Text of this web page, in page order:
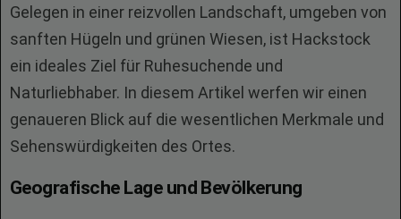
Gelegen in einer reizvollen Landschaft, umgeben von
sanften Hügeln und grünen Wiesen, ist Hackstock
ein ideales Ziel für Ruhesuchende und
Naturliebhaber. In diesem Artikel werfen wir einen
genaueren Blick auf die wesentlichen Merkmale und
Sehenswürdigkeiten des Ortes.
Geografische Lage und Bevölkerung